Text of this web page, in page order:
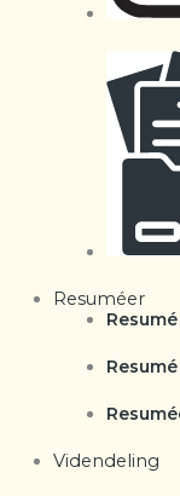
Resuméer
Videndeling